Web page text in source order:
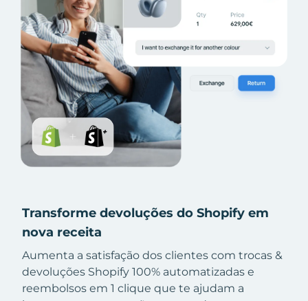
Transforme devoluções do Shopify em
nova receita
Aumenta a satisfação dos clientes com trocas &
devoluções Shopify 100% automatizadas e
reembolsos em 1 clique que te ajudam a